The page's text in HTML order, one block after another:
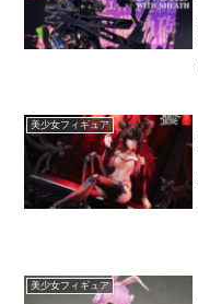
美少女フィギュア
美少女フィギュア